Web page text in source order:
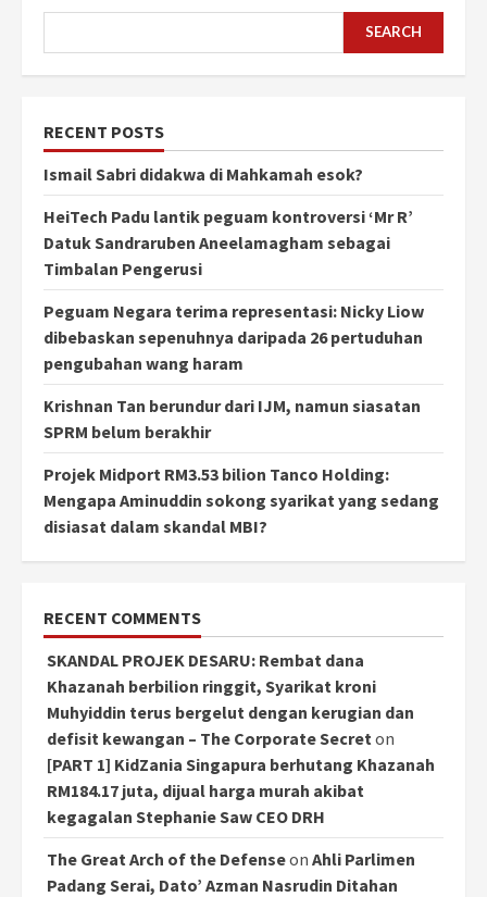
SEARCH
RECENT POSTS
Ismail Sabri didakwa di Mahkamah esok?
HeiTech Padu lantik peguam kontroversi ‘Mr R’
Datuk Sandraruben Aneelamagham sebagai
Timbalan Pengerusi
Peguam Negara terima representasi: Nicky Liow
dibebaskan sepenuhnya daripada 26 pertuduhan
pengubahan wang haram
Krishnan Tan berundur dari IJM, namun siasatan
SPRM belum berakhir
Projek Midport RM3.53 bilion Tanco Holding:
Mengapa Aminuddin sokong syarikat yang sedang
disiasat dalam skandal MBI?
RECENT COMMENTS
SKANDAL PROJEK DESARU: Rembat dana
Khazanah berbilion ringgit, Syarikat kroni
Muhyiddin terus bergelut dengan kerugian dan
defisit kewangan – The Corporate Secret on
[PART 1] KidZania Singapura berhutang Khazanah
RM184.17 juta, dijual harga murah akibat
kegagalan Stephanie Saw CEO DRH
The Great Arch of the Defenseon Ahli Parlimen
Padang Serai, Dato’ Azman Nasrudin Ditahan